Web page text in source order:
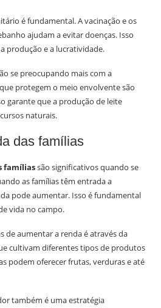
é fundamental. A vacinação e os
ajudam a evitar doenças. Isso
produção e a lucratividade.
se preocupando mais com a
protegem o meio envolvente são
garante que a produção de leite
naturais.
das famílias
famíliassão significativos quando se
as famílias têm entrada a
pode aumentar. Isso é fundamental
vida no campo.
de aumentar a renda é através da
cultivam diferentes tipos de produtos
podem oferecer frutas, verduras e até
também é uma estratégia